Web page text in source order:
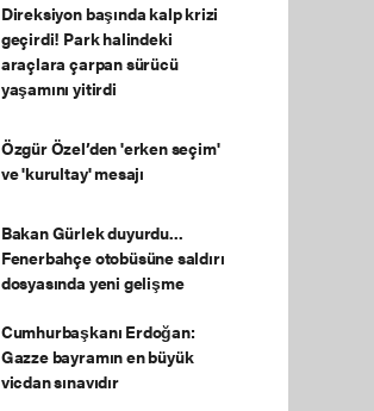
Direksiyon başında kalp krizi
geçirdi! Park halindeki
araçlara çarpan sürücü
yaşamını yitirdi
Özgür Özel’den 'erken seçim'
ve 'kurultay' mesajı
Bakan Gürlek duyurdu...
Fenerbahçe otobüsüne saldırı
dosyasında yeni gelişme
Cumhurbaşkanı Erdoğan:
Gazze bayramın en büyük
vicdan sınavıdır